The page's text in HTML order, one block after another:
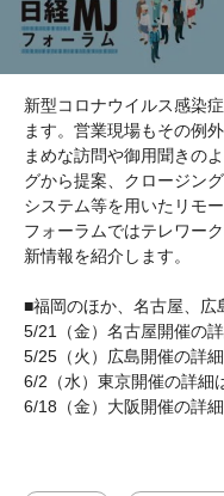
新型コロナウイルス感染
ます。営業現場もその例
まめな訪問や御用聞きの
グから提案、クロージン
システム等を用いたリモ
フォーラムではテレワー
新情報を紹介します。
■福岡のほか、名古屋、広
5/21（金）名古屋開催の
5/25（火）広島開催の詳
6/2（水）東京開催の詳細
6/18（金）大阪開催の詳